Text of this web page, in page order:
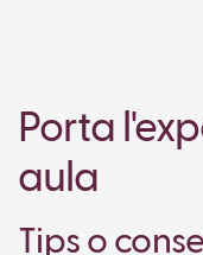
Porta
aula
Tips o